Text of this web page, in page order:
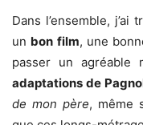
Dans l’ensemble, j’ai
un bon film, une
passer un agréable
adaptations de
de mon père, même